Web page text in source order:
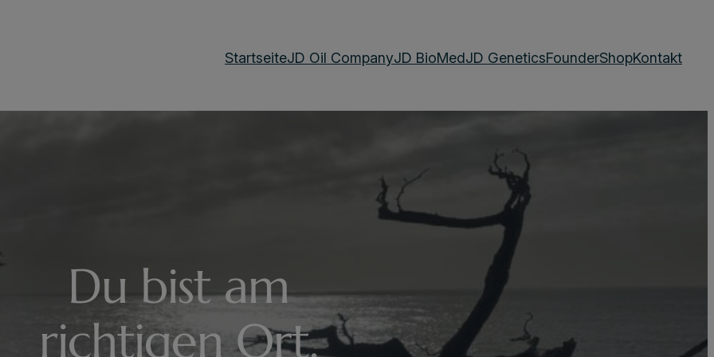
StartseiteJD Oil CompanyJD BioMedJD GeneticsFounderShopKontakt
Du bist am
richtigen Ort.